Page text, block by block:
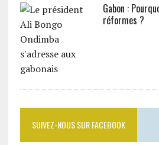
Gabon :
réformes ?
SUIVEZ-NOUS SUR FACEBOOK